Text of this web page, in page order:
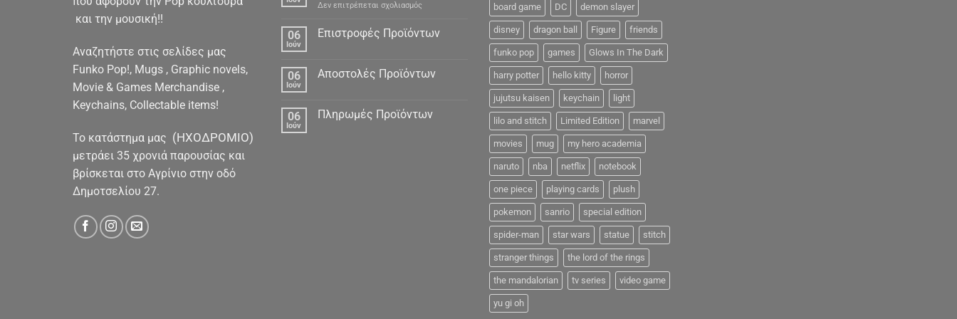
και την μουσική!!
Αναζητήστε στις σελίδες μας
Funko Pop!, Mugs , Graphic novels,
Movie & Games Merchandise ,
Keychains, Collectable items!
To κατάστημα μας (ΗΧΟΔΡΟΜΙΟ)
μετράει 35 χρονιά παρουσίας και
βρίσκεται στο Αγρίνιο στην οδό
Δημοτσελίου 27.
Δεν επιτρέπεται σχολιασμόςστο
Δεδομένα
06
Ιούν
Επιστροφές Προϊόντων
06
Ιούν
Αποστολές Προϊόντων
06
Ιούν
Πληρωμές Προϊόντων
board game DC demon slayer
disney dragon ball Figure friends
funko pop games Glows In The Dark
harry potter hello kitty horror
jujutsu kaisen keychain light
lilo and stitch Limited Edition marvel
movies mug my hero academia
naruto nba netflix notebook
one piece playing cards plush
pokemon sanrio special edition
spider-man star wars statue stitch
stranger things the lord of the rings
the mandalorian tv series video game
yu gi oh